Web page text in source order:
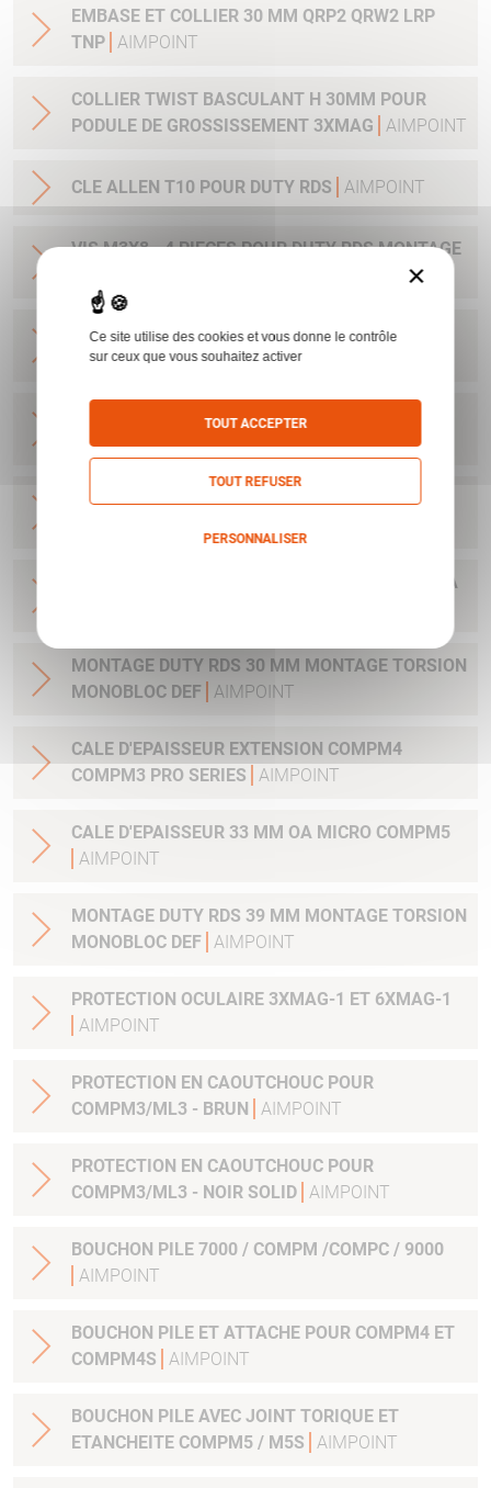
EMBASE ET COLLIER 30 MM QRP2 QRW2 LRP
TNP AIMPOINT
COLLIER TWIST BASCULANT H 30MM POUR
PODULE DE GROSSISSEMENT 3XMAG
AIMPOINT
CLE ALLEN T10 POUR DUTY RDS AIMPOINT
VIS M3X8 - 4 PIECES POUR DUTY RDS MONTAGE
VIS M5X6 - 2 PIECES POUR COMPM4 ET M4S
AIMPOINT
MONTAGE FIXE ACRO 45 PICATINNY RAIL DEF
AIMPOINT
COLLIER EMBASE WEAVER PICA LARGE 30 MM
COLLIER 30MM EMBASE QUICK REALEASE PICA
MONTAGE DUTY RDS 30 MM MONTAGE TORSION
MONOBLOC DEF AIMPOINT
CALE D'EPAISSEUR EXTENSION COMPM4
COMPM3 PRO SERIES
AIMPOINT
CALE D'EPAISSEUR 33 MM OA MICRO COMPM5
AIMPOINT
MONTAGE DUTY RDS 39 MM MONTAGE TORSION
MONOBLOC DEF AIMPOINT
PROTECTION OCULAIRE 3XMAG-1 ET 6XMAG-1
AIMPOINT
PROTECTION EN CAOUTCHOUC POUR
COMPM3/ML3 - BRUN
AIMPOINT
PROTECTION EN CAOUTCHOUC POUR
COMPM3/ML3 - NOIR SOLID AIMPOINT
BOUCHON PILE 7000 / COMPM /COMPC / 9000
AIMPOINT
BOUCHON PILE ET ATTACHE POUR COMPM4 ET
COMPM4S
AIMPOINT
BOUCHON PILE AVEC JOINT TORIQUE ET
ETANCHEITE COMPM5 / M5S
AIMPOINT
×
Ce site utilise des cookies et vous donne le contrôle
sur ceux que vous souhaitez activer
TOUT ACCEPTER
TOUT REFUSER
PERSONNALISER